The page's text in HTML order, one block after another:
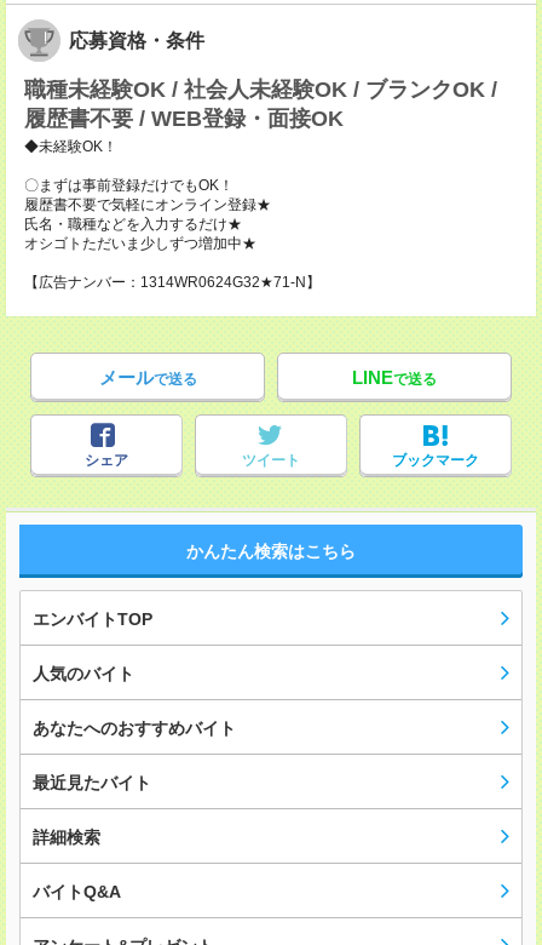
応募資格・条件
職種未経験OK / 社会人未経験OK / ブランクOK /
履歴書不要 / WEB登録・面接OK
◆未経験OK！
〇まずは事前登録だけでもOK！
履歴書不要で気軽にオンライン登録★
氏名・職種などを入力するだけ★
オシゴトただいま少しずつ増加中★
【広告ナンバー：1314WR0624G32★71-N】
メールで送る LINEで送る
シェア ツイート ブックマーク
かんたん検索はこちら
エンバイトTOP
人気のバイト
あなたへのおすすめバイト
最近見たバイト
詳細検索
バイトQ&A